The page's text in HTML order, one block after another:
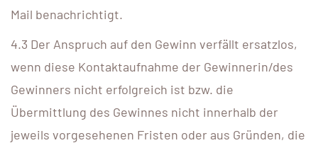
Mail benachrichtigt.
4.3 Der Anspruch auf den Gewinn verfällt ersatzlos,
wenn diese Kontaktaufnahme der Gewinnerin/des
Gewinners nicht erfolgreich ist bzw. die
Übermittlung des Gewinnes nicht innerhalb der
jeweils vorgesehenen Fristen oder aus Gründen, die